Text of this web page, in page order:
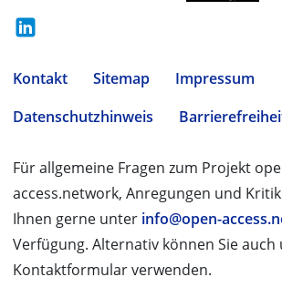
Kontakt Sitemap
Impressum
Datenschutzhinweis
Für allgemeine Fragen zum Projekt
access.network, Anregungen und
Ihnen gerne unter info@open-
Verfügung. Alternativ können Sie auch
Kontaktformular verwenden.